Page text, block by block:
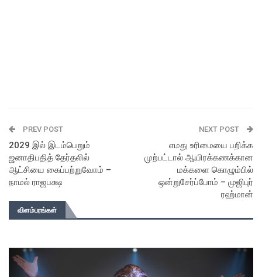
PREV POST
2029 இல் இடம்பெறும்
ஜனாதிபதித் தேர்தலில்
ஆட்சியை கைப்பற்றுவோம் –
நாமல் ராஜபக்ஷ
NEXT POST
எமது உரிமையை பறிக்க
முற்பட்டால் ஆயிரக்கணக்கான
மக்களை கொழும்பில்
ஒன்றுசேர்ப்போம் – முஜிபுர்
ரஹ்மான்
விளம்பரங்கள்